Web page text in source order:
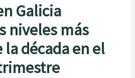
Galicia
niveles más
la década en el